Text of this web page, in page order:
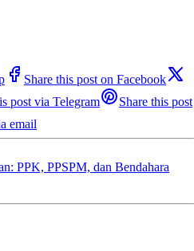
Share this post on Facebook
post via Telegram
Share this post
email
PPK, PPSPM, dan Bendahara